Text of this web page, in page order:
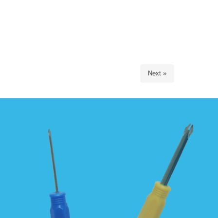
Next »